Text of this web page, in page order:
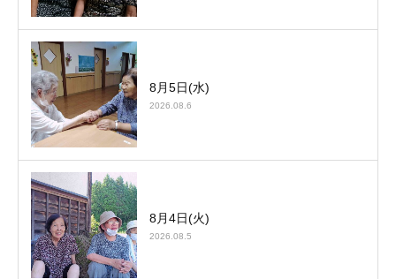
8月5日(水)
2026.08.6
8月4日(火)
2026.08.5